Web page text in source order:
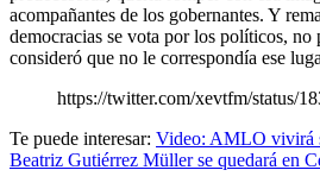
acompañantes de los gobernantes. Y
democracias se vota por los políticos,
consideró que no le correspondía ese
https://twitter.com/xevtfm/status/
Te puede interesar: Video: AMLO vivirá
Beatriz Gutiérrez Müller se quedará en